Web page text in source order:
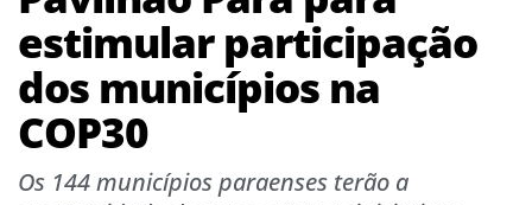
estimular participação
dos municípios na
COP30
Os 144 municípios paraenses terão a